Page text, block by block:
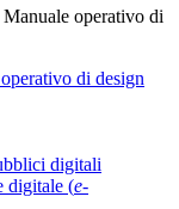
operativo di
di design
digitali
digitale (e-